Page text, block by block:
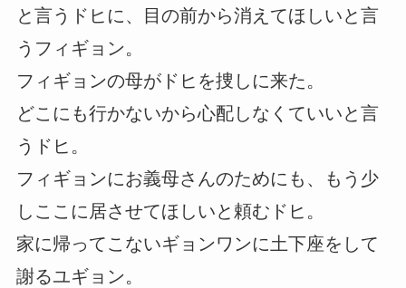
と言うドヒに、目の前から消えてほしいと言
うフィギョン。
フィギョンの母がドヒを捜しに来た。
どこにも行かないから心配しなくていいと言
うドヒ。
フィギョンにお義母さんのためにも、もう少
しここに居させてほしいと頼むドヒ。
家に帰ってこないギョンワンに土下座をして
謝るユギョン。